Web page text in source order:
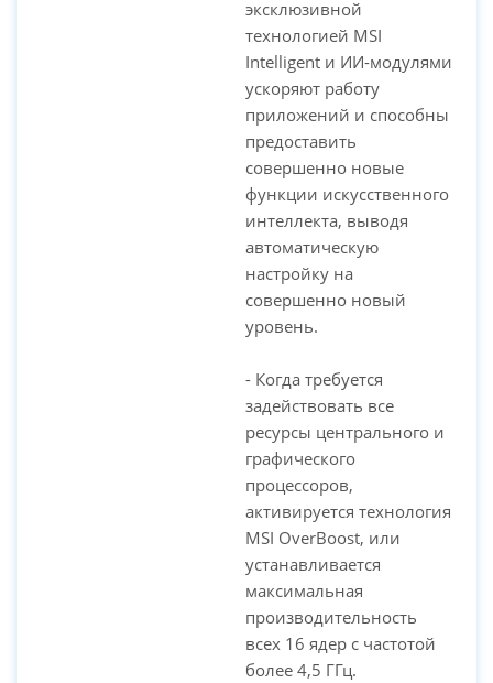
эксклюзивной
технологией MSI
Intelligent и ИИ-модулями
ускоряют работу
приложений и способны
предоставить
совершенно новые
функции искусственного
интеллекта, выводя
автоматическую
настройку на
совершенно новый
уровень.
- Когда требуется
задействовать все
ресурсы центрального и
графического
процессоров,
активируется технология
MSI OverBoost, или
устанавливается
максимальная
производительность
всех 16 ядер с частотой
более 4,5 ГГц.